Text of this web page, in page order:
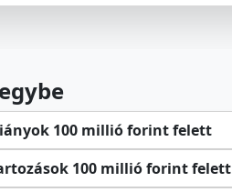
100 millió forint felett
100 millió forint felett